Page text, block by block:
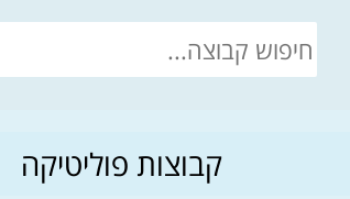
קבוצות פוליטיקה